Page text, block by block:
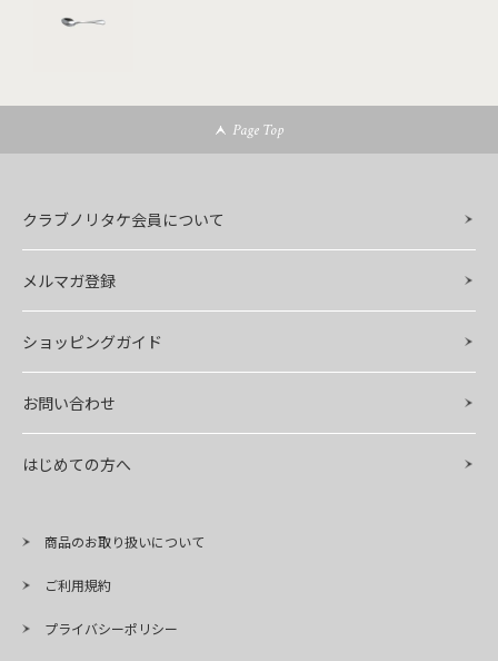
Page Top
クラブノリタケ会員について
メルマガ登録
ショッピングガイド
お問い合わせ
はじめての方へ
商品のお取り扱いについて
ご利用規約
プライバシーポリシー